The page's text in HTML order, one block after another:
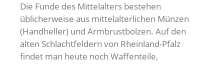
Die Funde des Mittelalters bestehen
üblicherweise aus mittelalterlichen Münzen
(Handheller) und Armbrustbolzen. Auf den
alten Schlachtfeldern von Rheinland-Pfalz
findet man heute noch Waffenteile,